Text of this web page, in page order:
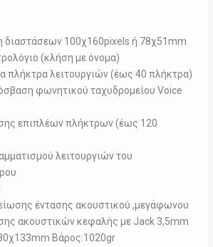
διαστάσεων 100χ160pixels ή 78χ51mm
(κλήση με όνομα)
πλήκτρα λειτουργιών (έως 40 πλήκτρα)
φωνητικού ταχυδρομείου Voice
επιπλέων πλήκτρων (έως 120
λειτουργιών του
έντασης ακουστικού ,μεγάφωνου
ακουστικών κεφαλής με Jack 3,5mm
Βάρος:1020gr